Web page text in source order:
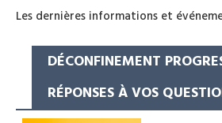
Les dernières informations et
DÉCONFINEMENT
RÉPONSES À VOS